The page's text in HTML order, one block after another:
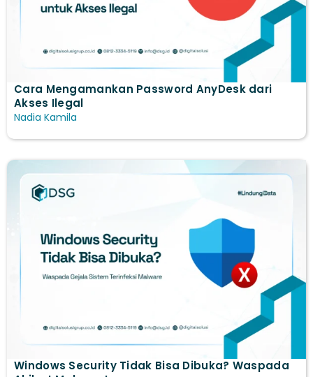
Cara Mengamankan Password AnyDesk dari
Akses Ilegal
Nadia Kamila
Windows Security Tidak Bisa Dibuka? Waspada